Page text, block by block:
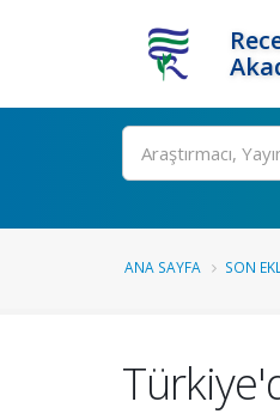
Ara
ANA SAYFA SON